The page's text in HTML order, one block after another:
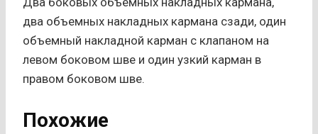
два объемных накладных кармана сзади, один
объемный накладной карман с клапаном на
левом боковом шве и один узкий карман в
правом боковом шве.
Похожие